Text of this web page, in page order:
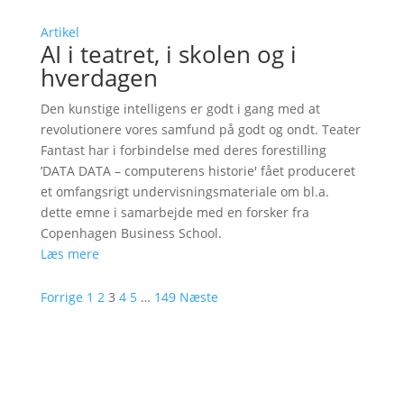
Artikel
AI i teatret, i skolen og i
hverdagen
Den kunstige intelligens er godt i gang med at
revolutionere vores samfund på godt og ondt. Teater
Fantast har i forbindelse med deres forestilling
’DATA DATA – computerens historie' fået produceret
et omfangsrigt undervisningsmateriale om bl.a.
dette emne i samarbejde med en forsker fra
Copenhagen Business School.
Læs mere
Forrige 1 2 3 4 5 … 149 Næste